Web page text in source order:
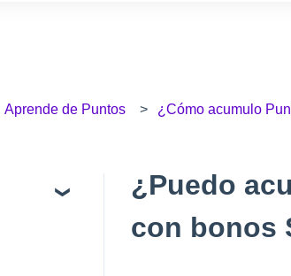
Aprende de Puntos ¿Cómo acumulo
¿Puedo
con bonos